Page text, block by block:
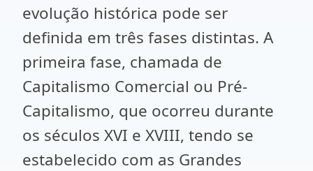
evolução histórica pode ser
definida em três fases distintas. A
primeira fase, chamada de
Capitalismo Comercial ou Pré-
Capitalismo, que ocorreu durante
os séculos XVI e XVIII, tendo se
estabelecido com as Grandes